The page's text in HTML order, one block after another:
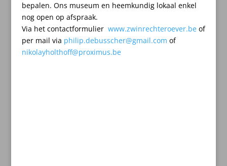
bepalen. Ons museum en heemkundig lokaal enkel
nog open op afspraak.
Via het contactformulier www.zwinrechteroever.be of
per mail via philip.debusscher@gmail.com of
nikolayholthoff@proximus.be